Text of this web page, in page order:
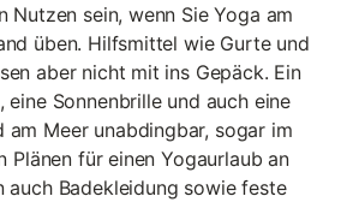
Nutzen sein, wenn Sie Yoga am
üben. Hilfsmittel wie Gurte und
aber nicht mit ins Gepäck. Ein
eine Sonnenbrille und auch eine
am Meer unabdingbar, sogar im
Plänen für einen Yogaurlaub an
auch Badekleidung sowie feste